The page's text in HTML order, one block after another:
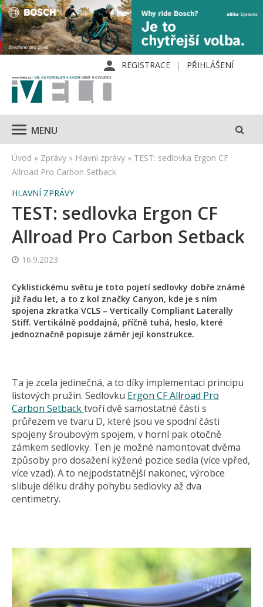
REGISTRACE PŘIHLÁŠENÍ
MENU
Úvod » Zprávy » Hlavní zprávy » TEST: sedlovka Ergon CF
Allroad Pro Carbon Setback
HLAVNÍ ZPRÁVY
TEST: sedlovka Ergon CF
Allroad Pro Carbon Setback
16.9.2023
Cyklistickému světu je toto pojetí sedlovky dobře známé
již řadu let, a to z kol značky Canyon, kde je s ním
spojena zkratka VCLS – Vertically Compliant Laterally
Stiff. Vertikálně poddajná, příčně tuhá, heslo, které
jednoznačně popisuje záměr její konstrukce.
Ta je zcela jedinečná, a to díky implementaci principu
listových pružin. Sedlovku Ergon CF Allroad Pro
Carbon Setbacktvoří dvě samostatné části s
průřezem ve tvaru D, které jsou ve spodní části
spojeny šroubovým spojem, v horní pak otočně
zámkem sedlovky. Ten je možné namontovat dvěma
způsoby pro dosažení kýžené pozice sedla (více vpřed,
více vzad). A to nejpodstatnější nakonec, výrobce
slibuje délku dráhy pohybu sedlovky až dva
centimetry.